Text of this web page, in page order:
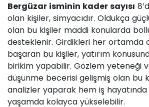
Bergüzar isminin kader sayısı
olan kişiler, simyacıdır. Oldukça
olan bu kişiler maddi konularda
desteklenir. Girdikleri her ortamda
başaran bu kişiler, yatırım
birikim yapabilir. Gözlem yeteneği
düşünme becerisi gelişmiş olan bu
analizler yaparak hem iş
yaşamda kolayca yükselebilir.